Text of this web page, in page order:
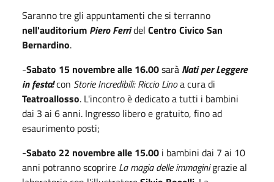
Saranno tre gli appuntamenti che si terranno
nell'auditorium Piero Ferridel Centro Civico San
Bernardino.
-Sabato 15 novembre alle 16.00sarà Nati per Leggere
in festa!con Storie Incredibili: Riccio Linoa cura di
Teatroallosso. L'incontro è dedicato a tutti i bambini
dai 3 ai 6 anni. Ingresso libero e gratuito, fino ad
esaurimento posti;
-Sabato 22 novembre alle 15.00 i bambini dai 7 ai 10
anni potranno scoprire La magia delle immaginigrazie al